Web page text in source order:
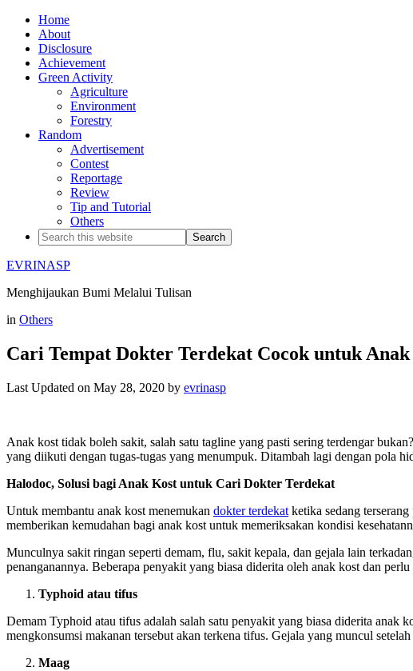
Home
About
Disclosure
Achievement
Green Activity
Agriculture
Environment
Forestry
Random
Advertisement
Contest
Reportage
Review
Tip and Tutorial
Others
EVRINASP
Menghijaukan Bumi Melalui Tulisan
in Others
Cari Tempat Dokter Terdekat Cocok untuk
Last Updated on May 28, 2020 by evrinasp
Anak kost tidak boleh sakit, salah satu tagline yang pasti sering terdengar
yang diikuti dengan tugas-tugas yang menumpuk. Ditambah lagi dengan pola
Halodoc, Solusi bagi Anak Kost untuk Cari Dokter Terdekat
Untuk membantu anak kost menemukan dokter terdekat ketika sedang
memberikan kemudahan bagi anak kost untuk memeriksakan kondisi
Munculnya sakit ringan seperti demam, flu, sakit kepala, dan gejala lain
penanganannya. Beberapa penyakit yang biasa diderita oleh anak kost dan
Typhoid atau tifus
Demam Typhoid atau tifus adalah salah satu penyakit yang biasa diderita anak
mengkonsumsi makanan tersebut akan terkena tifus. Gejala yang muncul
Maag